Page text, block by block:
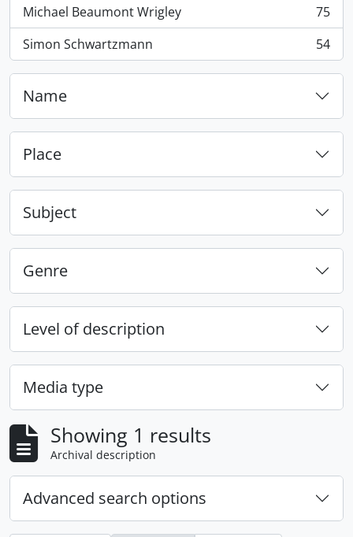
Michael Beaumont Wrigley
, 75 results
75
Simon Schwartzmann
, 54 results 54
Name
Place
Subject
Genre
Level of description
Media type
Showing 1 results
Archival description
Advanced search options